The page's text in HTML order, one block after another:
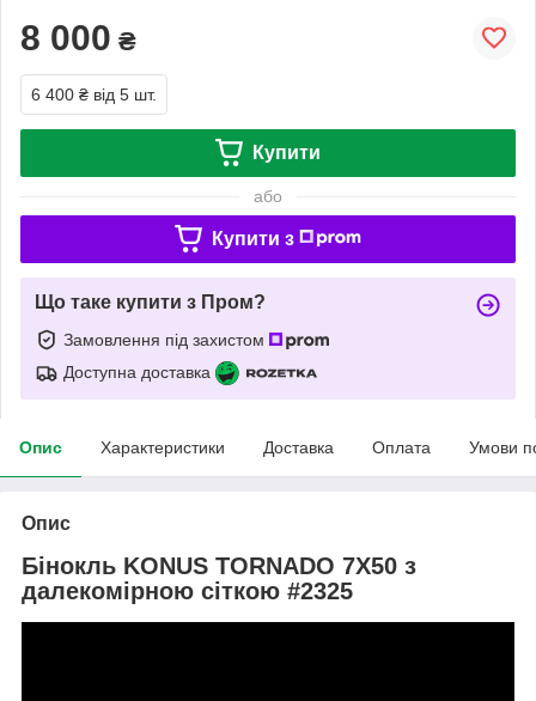
8 000 ₴
6 400 ₴ від 5 шт.
Купити
або
Купити з
Що таке купити з Пром?
Замовлення під захистом
Доступна доставка
Опис Характеристики Доставка Оплата Умови
Опис
Бінокль KONUS TORNADO 7X50 з
далекомірною сіткою #2325